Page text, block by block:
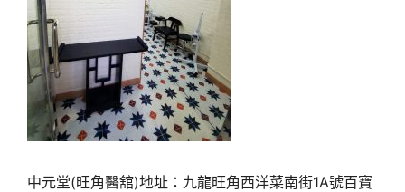
中元堂(旺角醫舘)地址：九龍旺角西洋菜南街1A號百寶